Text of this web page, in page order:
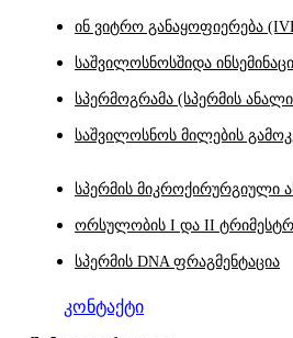
ინ ვიტრო განაყოფიერება
საშვილოსნოსშიდა
სპერმოგრამა (სპერმის
საშვილოსნოს მილების
სპერმის მიკროქირურგიული
ორსულობის I და II
სპერმის DNA ფრაგმენტაცია
კონტაქტი